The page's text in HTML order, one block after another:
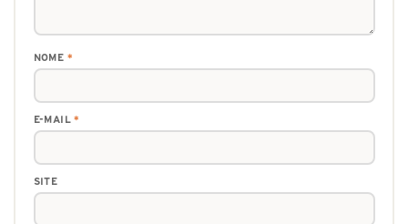
NOME *
E-MAIL*
SITE